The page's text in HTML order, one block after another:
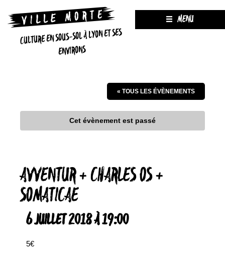
CULTURE EN SOUS-SOL À LYON ET SES
ENVIRONS
MENU
« TOUS LES ÉVÈNEMENTS
Cet évènement est passé
AVVENTUR + CHARLES OS +
SOMATICAE
6 JUILLET 2018 À 19:00
5€